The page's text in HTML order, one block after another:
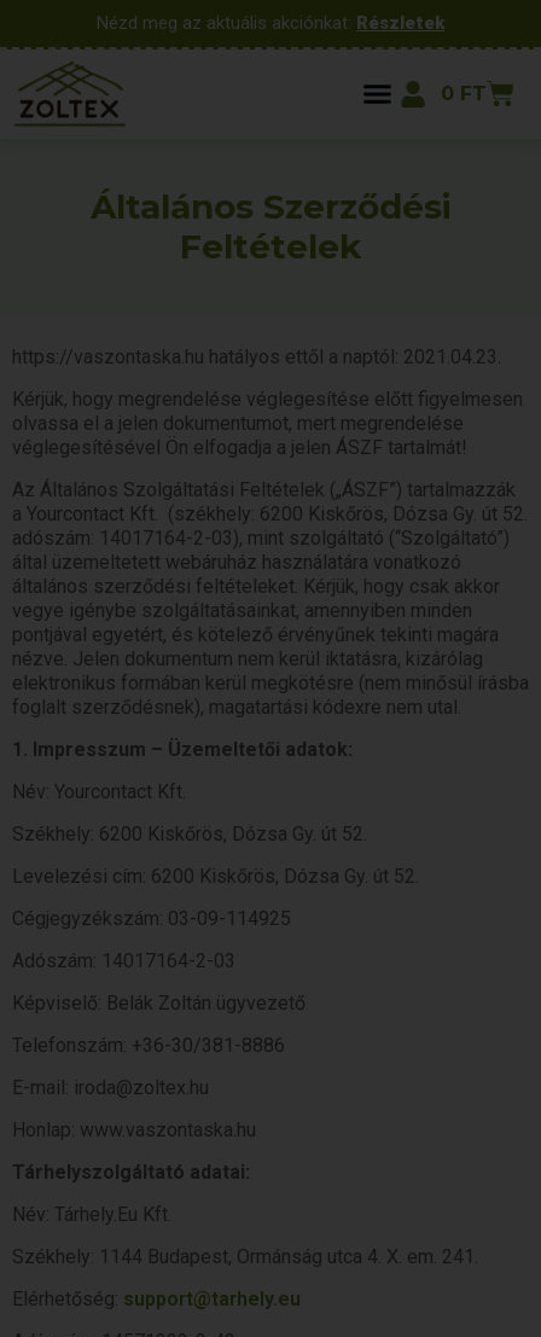
Nézd meg az aktuális akciónkat: Részletek
0 FT
Általános Szerződési
Feltételek
https://vaszontaska.hu hatályos ettől a naptól: 2021.04.23.
Kérjük, hogy megrendelése véglegesítése előtt figyelmesen
olvassa el a jelen dokumentumot, mert megrendelése
véglegesítésével Ön elfogadja a jelen ÁSZF tartalmát!
Az Általános Szolgáltatási Feltételek („ÁSZF”) tartalmazzák
a Yourcontact Kft. (székhely: 6200 Kiskőrös, Dózsa Gy. út 52.
adószám: 14017164-2-03), mint szolgáltató (“Szolgáltató”)
által üzemeltetett webáruház használatára vonatkozó
általános szerződési feltételeket. Kérjük, hogy csak akkor
vegye igénybe szolgáltatásainkat, amennyiben minden
pontjával egyetért, és kötelező érvényűnek tekinti magára
nézve. Jelen dokumentum nem kerül iktatásra, kizárólag
elektronikus formában kerül megkötésre (nem minősül írásba
foglalt szerződésnek), magatartási kódexre nem utal.
1. Impresszum – Üzemeltetői adatok:
Név: Yourcontact Kft.
Székhely: 6200 Kiskőrös, Dózsa Gy. út 52.
Levelezési cím: 6200 Kiskőrös, Dózsa Gy. út 52.
Cégjegyzékszám: 03-09-114925
Adószám: 14017164-2-03
Képviselő: Belák Zoltán ügyvezető
Telefonszám: +36-30/381-8886
E-mail: iroda@zoltex.hu
Honlap: www.vaszontaska.hu
Tárhelyszolgáltató adatai:
Név: Tárhely.Eu Kft.
Székhely: 1144 Budapest, Ormánság utca 4. X. em. 241.
Elérhetőség: support@tarhely.eu